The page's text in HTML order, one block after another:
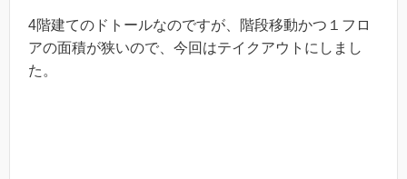
4階建てのドトールなのですが、階段移動かつ１フロ
アの面積が狭いので、今回はテイクアウトにしまし
た。